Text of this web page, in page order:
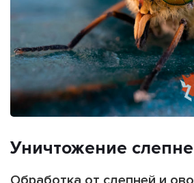
Уничтожение